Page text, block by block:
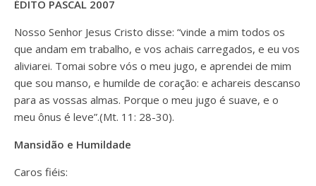
ÉDITO PASCAL 2007
Nosso Senhor Jesus Cristo disse: “vinde a mim todos os
que andam em trabalho, e vos achais carregados, e eu vos
aliviarei. Tomai sobre vós o meu jugo, e aprendei de mim
que sou manso, e humilde de coração: e achareis descanso
para as vossas almas. Porque o meu jugo é suave, e o
meu ônus é leve”.(Mt. 11: 28-30).
Mansidão e Humildade
Caros fiéis: